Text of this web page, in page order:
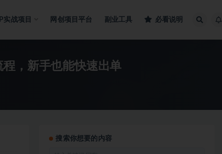
实战项目 网创项目平台 副业工具 必看说明
，新手也能快速出单
搜索你想要的内容